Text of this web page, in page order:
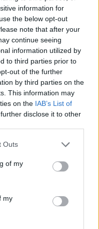
information for
the below opt-out
note that after your
continue seeing
information utilized by
to third parties prior to
out of the further
by third parties on the
This information may
on the IAB’s List of
disclose it to other
Outs
of my
my
Starostlivosť o pleť v
lete
na 100%